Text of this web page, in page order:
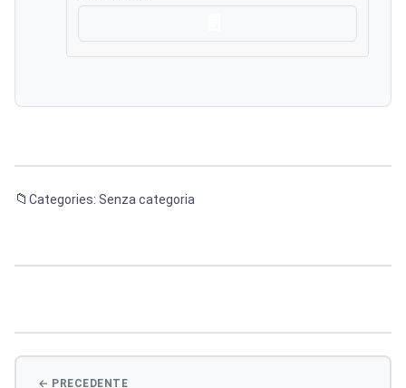
Categories: Senza categoria